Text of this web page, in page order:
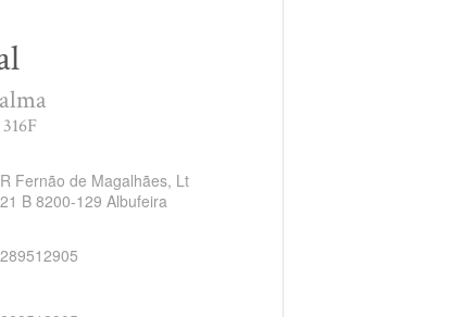
R Fernão de Magalhães, Lt
21 B 8200-129 Albufeira
289512905